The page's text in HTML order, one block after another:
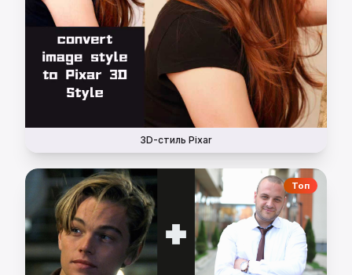
3D-стиль Pixar
Топ